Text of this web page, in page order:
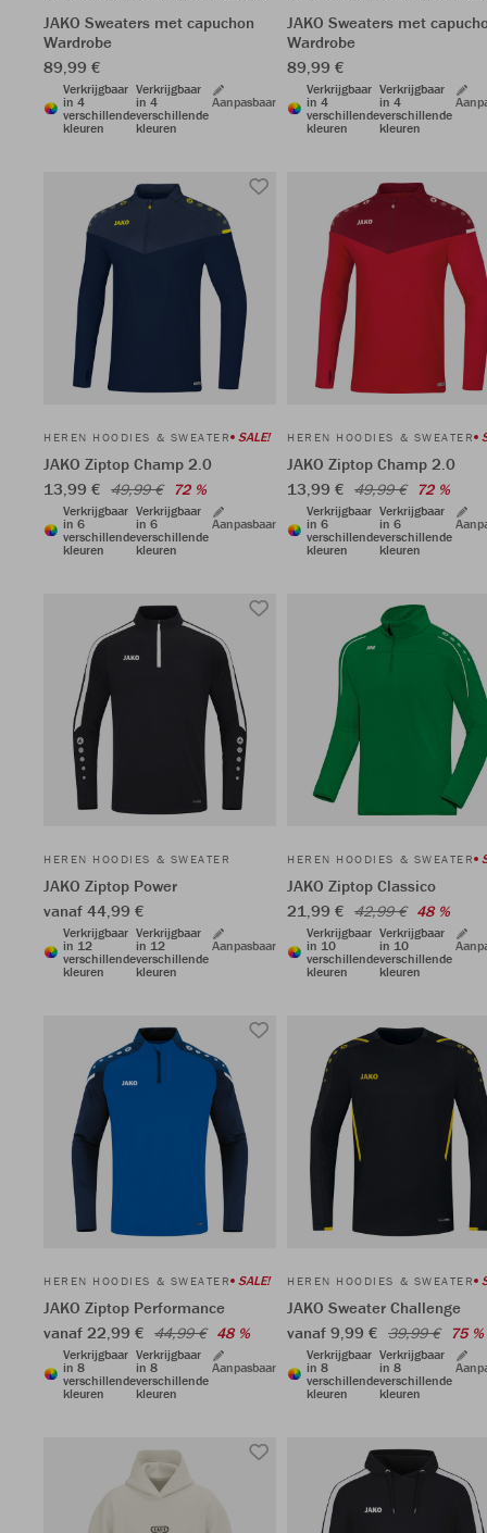
JAKO Sweaters met capuchon
Wardrobe
89,99 €
Verkrijgbaar
in 4
verschillende
kleuren
Verkrijgbaar
in 4
verschillende
kleuren
Aanpasbaar
JAKO Sweaters met
Wardrobe
89,99 €
Verkrijgbaar
in 4
verschillende
kleuren
Verkrijgbaar
in 4
verschillende
kleuren
HEREN HOODIES & SWEATER SALE!
JAKO Ziptop Champ 2.0
13,99 € 49,99 € 72 %
Verkrijgbaar
in 6
verschillende
kleuren
Verkrijgbaar
in 6
verschillende
kleuren
Aanpasbaar
HEREN HOODIES & SWEATER
JAKO Ziptop Champ 2.0
13,99 € 49,99 € 72 %
Verkrijgbaar
in 6
verschillende
kleuren
Verkrijgbaar
in 6
verschillende
kleuren
HEREN HOODIES & SWEATER
JAKO Ziptop Power
vanaf 44,99 €
Verkrijgbaar
in 12
verschillende
kleuren
Verkrijgbaar
in 12
verschillende
kleuren
Aanpasbaar
HEREN HOODIES & SWEATER
JAKO Ziptop Classico
21,99 € 42,99 € 48 %
Verkrijgbaar
in 10
verschillende
kleuren
Verkrijgbaar
in 10
verschillende
kleuren
HEREN HOODIES & SWEATER SALE!
JAKO Ziptop Performance
vanaf 22,99 € 44,99 € 48 %
Verkrijgbaar
in 8
verschillende
kleuren
Verkrijgbaar
in 8
verschillende
kleuren
Aanpasbaar
HEREN HOODIES & SWEATER
JAKO Sweater Challenge
vanaf 9,99 € 39,99 € 75 %
Verkrijgbaar
in 8
verschillende
kleuren
Verkrijgbaar
in 8
verschillende
kleuren